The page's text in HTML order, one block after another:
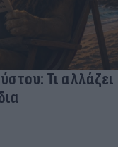
Τι αλλάζει